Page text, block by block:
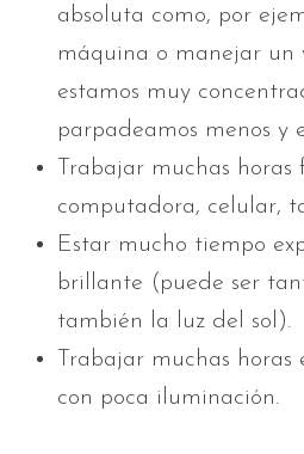
absoluta como, por
máquina o manejar un
estamos muy
parpadeamos menos y
Trabajar muchas
computadora, celular,
Estar mucho tiempo
brillante (puede ser
también la luz del sol).
Trabajar muchas
con poca iluminación.